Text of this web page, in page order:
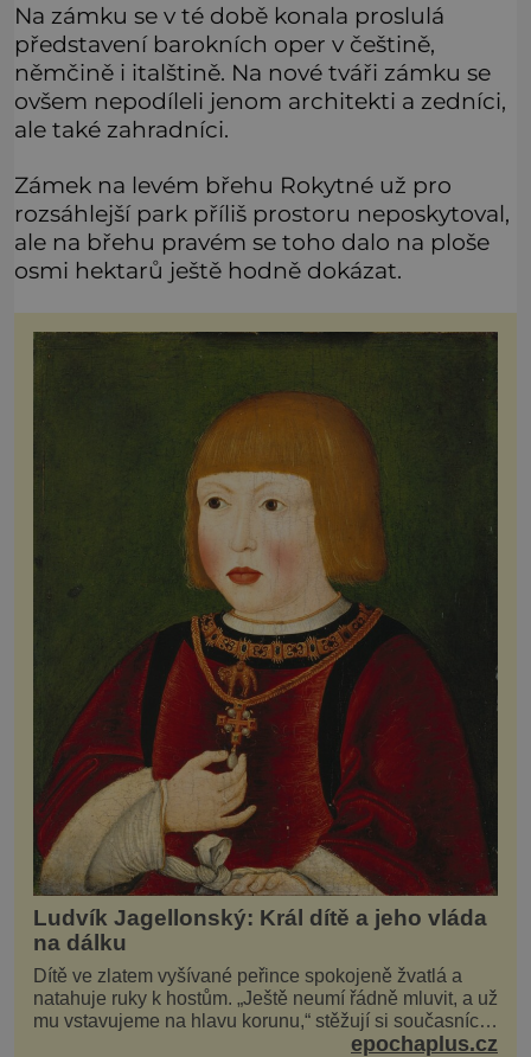
Na zámku se v té době konala proslulá
představení barokních oper v češtině,
němčině i italštině. Na nové tváři zámku se
ovšem nepodíleli jenom architekti a zedníci,
ale také zahradníci.
Zámek na levém břehu Rokytné už pro
rozsáhlejší park příliš prostoru neposkytoval,
ale na břehu pravém se toho dalo na ploše
osmi hektarů ještě hodně dokázat.
Ludvík Jagellonský: Král dítě a jeho vláda
na dálku
Dítě ve zlatem vyšívané peřince spokojeně žvatlá a
natahuje ruky k hostům. „Ještě neumí řádně mluvit, a už
mu vstavujeme na hlavu korunu,“ stěžují si současníci,
pro které je k neuvěření, že droboučký princ se dnes
epochaplus.cz